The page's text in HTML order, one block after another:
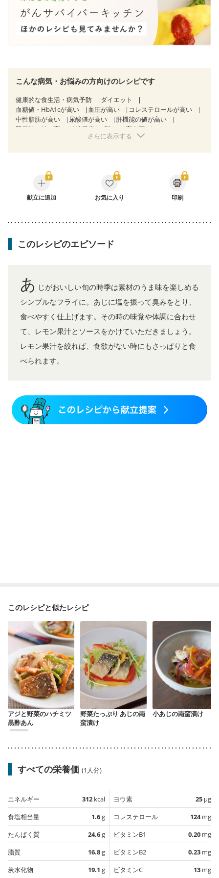
こんな病気・お悩みの方向けのレシピです
健康的な食生活・病気予防
ダイエット
血糖値・HbA1cが高い
血圧が高い
コレステロールが高い
中性脂肪が高い
尿酸値が高い
肝機能の値が高い
腎機能の値が高い
糖尿病（2型）
高血圧
胃ポリープ
胆石症
CKD（ステージ２）
乳がん（抗がん剤治療中）
乳がん（ホルモン療法中）
乳がん（放射線治療中）
乳がん治療を終えた方・経過観察中の方など
妊娠中(初期)
骨粗しょう症
関節リウマチ
さらに表示する
献立に追加 お気に入り 印刷
このレシピのエピソード
あ
じがおいしい旬の時季は素材のうま味を楽しめる
シンプルなフライに。あじに塩を振って臭みをとり、
食べやすく仕上げます。その時の味覚や体調に合わせ
て、レモン果汁とソースをかけていただきましょう。
レモン果汁を絞れば、食欲がない時にもさっぱりと食
べられます。
このレシピと似たレシピ
アジと野菜のハチミツ
黒酢あん
野菜たっぷり あじの南
蛮漬け
小あじの南蛮漬け
すべての栄養価 (1人分)
エネルギー 312 kcal
食塩相当量
1.6g
たんぱく質
24.6g
脂質
16.8g
炭水化物
19.1 g
ヨウ素 25 µg
コレステロール
124mg
ビタミンB1
0.20 mg
ビタミンB2
0.23 mg
ビタミンC
13 mg